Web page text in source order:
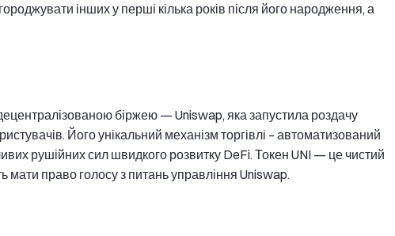
інших у перші кілька років після його народження, а
біржею — Uniswap, яка запустила роздачу
Його унікальний механізм торгівлі – автоматизований
рушійних сил швидкого розвитку DeFi. Токен UNI — це чистий
мати право голосу з питань управління Uniswap.